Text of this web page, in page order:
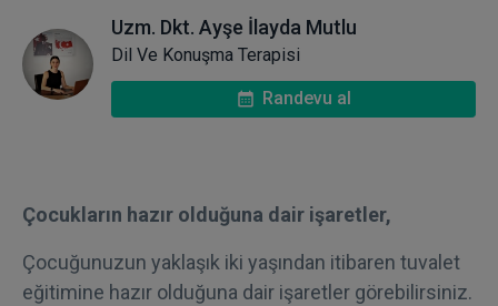
Uzm. Dkt. Ayşe İlayda Mutlu
Dil Ve Konuşma Terapisi
Randevu al
Çocukların hazır olduğuna dair işaretler,
Çocuğunuzun yaklaşık iki yaşından itibaren tuvalet
eğitimine hazır olduğuna dair işaretler görebilirsiniz.